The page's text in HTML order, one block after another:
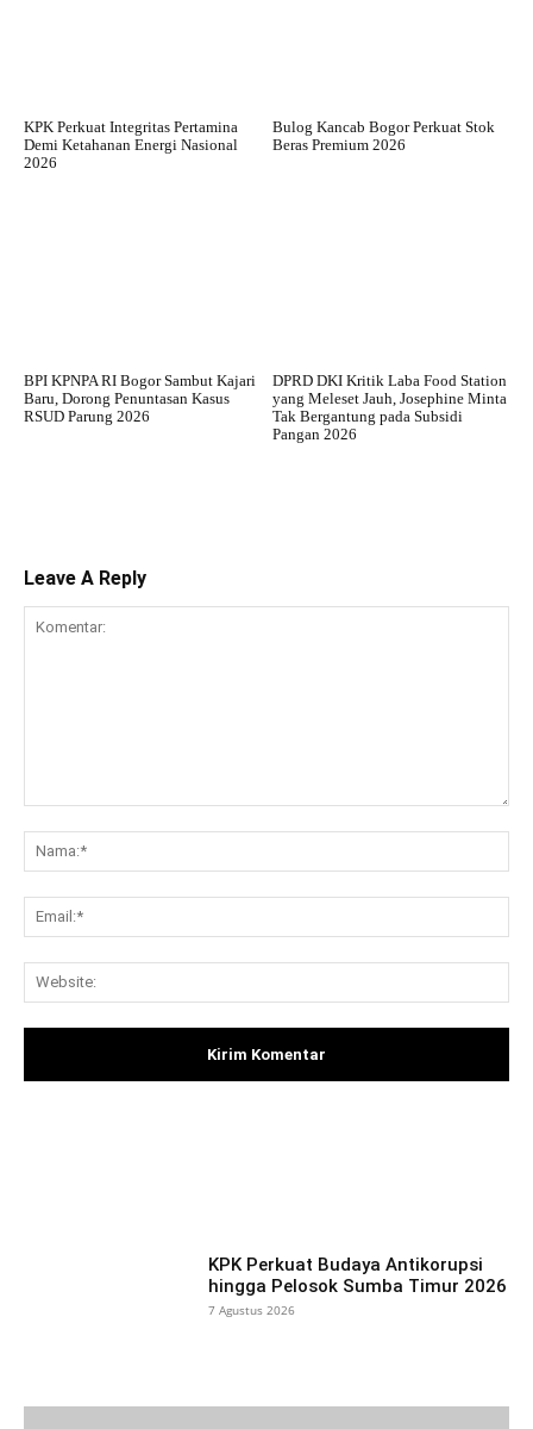
KPK Perkuat Integritas Pertamina
Demi Ketahanan Energi Nasional
2026
Bulog Kancab Bogor Perkuat Stok
Beras Premium 2026
BPI KPNPA RI Bogor Sambut Kajari
Baru, Dorong Penuntasan Kasus
RSUD Parung 2026
DPRD DKI Kritik Laba Food Station
yang Meleset Jauh, Josephine Minta
Tak Bergantung pada Subsidi
Pangan 2026
Leave A Reply
KPK Perkuat Budaya Antikorupsi
hingga Pelosok Sumba Timur 2026
7 Agustus 2026